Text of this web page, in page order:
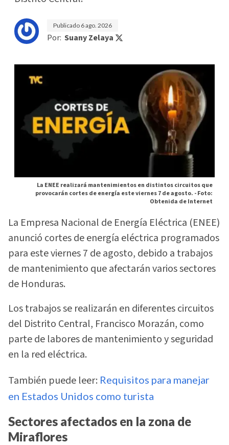
Publicado 6 ago. 2026
Por: Suany Zelaya
La ENEE realizará mantenimientos en distintos circuitos que
provocarán cortes de energía este viernes 7 de agosto. -Foto:
Obtenida de Internet
La Empresa Nacional de Energía Eléctrica (ENEE)
anunció cortes de energía eléctrica programados
para este viernes 7 de agosto, debido a trabajos
de mantenimiento que afectarán varios sectores
de Honduras.
Los trabajos se realizarán en diferentes circuitos
del Distrito Central, Francisco Morazán, como
parte de labores de mantenimiento y seguridad
en la red eléctrica.
También puede leer: Requisitos para manejar
en Estados Unidos como turista
Sectores afectados en la zona de
Miraflores